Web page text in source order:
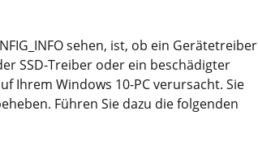
sehen, ist, ob ein Gerätetreiber
SSD-Treiber oder ein beschädigter
Ihrem Windows 10-PC verursacht. Sie
Führen Sie dazu die folgenden